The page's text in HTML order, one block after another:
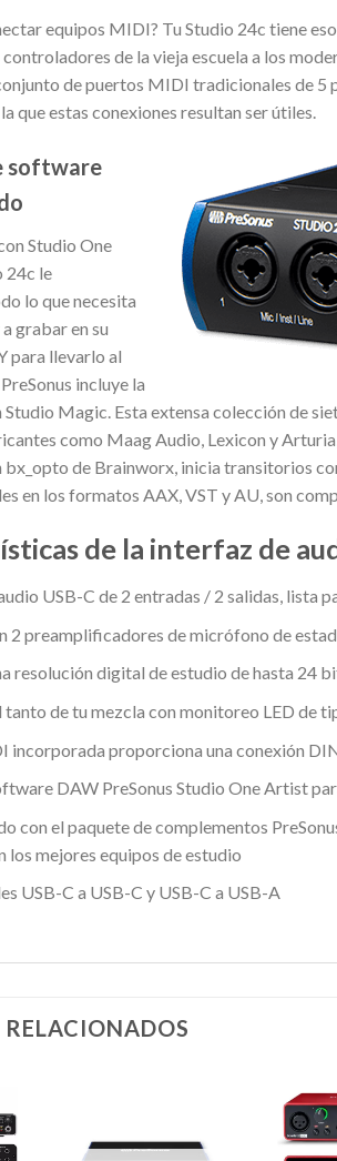
equipos MIDI? Tu Studio 24c tiene
de la vieja escuela a los
de puertos MIDI tradicionales de 5
que estas conexiones resultan ser útiles.
software
Studio One
24c le
lo que necesita
grabar en su
para llevarlo al
incluye la
Magic. Esta extensa colección de
como Maag Audio, Lexicon y
bx_opto de Brainworx, inicia transitorios
en los formatos AAX, VST y AU, son
de la interfaz de
USB-C de 2 entradas / 2 salidas, lista
2 preamplificadores de micrófono de
resolución digital de estudio de hasta 24
de tu mezcla con monitoreo LED de
incorporada proporciona una conexión
DAW PreSonus Studio One Artist
con el paquete de complementos
los mejores equipos de estudio
USB-C a USB-C y USB-C a USB-A